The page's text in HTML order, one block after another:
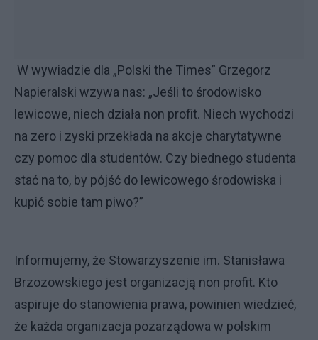
W wywiadzie dla „Polski the Times” Grzegorz
Napieralski wzywa nas: „Jeśli to środowisko
lewicowe, niech działa non profit. Niech wychodzi
na zero i zyski przekłada na akcje charytatywne
czy pomoc dla studentów. Czy biednego studenta
stać na to, by pójść do lewicowego środowiska i
kupić sobie tam piwo?”
Informujemy, że Stowarzyszenie im. Stanisława
Brzozowskiego jest organizacją non profit. Kto
aspiruje do stanowienia prawa, powinien wiedzieć,
że każda organizacja pozarządowa w polskim